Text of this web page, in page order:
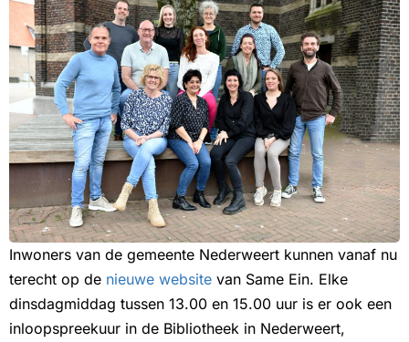
Inwoners van de gemeente Nederweert kunnen vanaf nu
terecht op de nieuwe website van Same Ein. Elke
dinsdagmiddag tussen 13.00 en 15.00 uur is er ook een
inloopspreekuur in de Bibliotheek in Nederweert,